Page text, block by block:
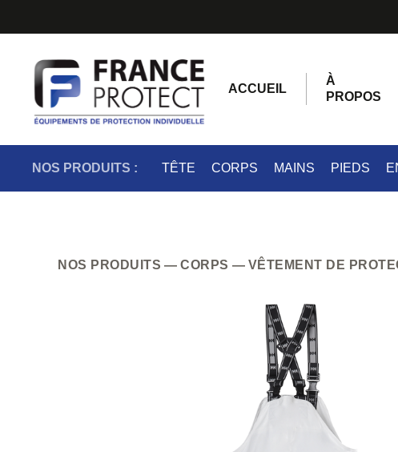
ACCUEIL
À
PROPOS
NOS PRODUITS : TÊTE CORPS MAINS PIEDS
NOS PRODUITS CORPS VÊTEMENT DE